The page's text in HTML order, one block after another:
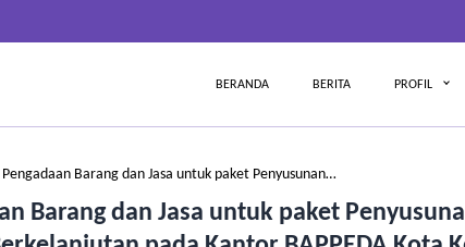
BERANDA BERITA PROFIL
Barang dan Jasa untuk paket Penyusunan…
Barang dan Jasa untuk paket